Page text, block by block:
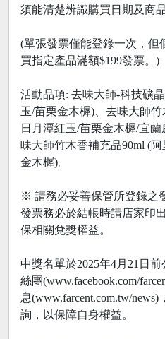
須能清楚辨識購買日期及商
(單張發票僅能登錄一次，但
買指定產品滿額$199發票。)
活動品項: 去味大師-科技礦
玉/苗栗金木樨)、去味大師
日月潭紅玉/苗栗金木樨/宜
味大師竹木香補充品90ml (
金木樨)。
※ 請務必妥善保管所登錄之
發票務必於結帳時請店家印
保相關兌獎權益。
中獎名單於2025年4月21日
絲團(www.facebook.com/
息(www.farcent.com.tw/
詢，以保障自身權益。